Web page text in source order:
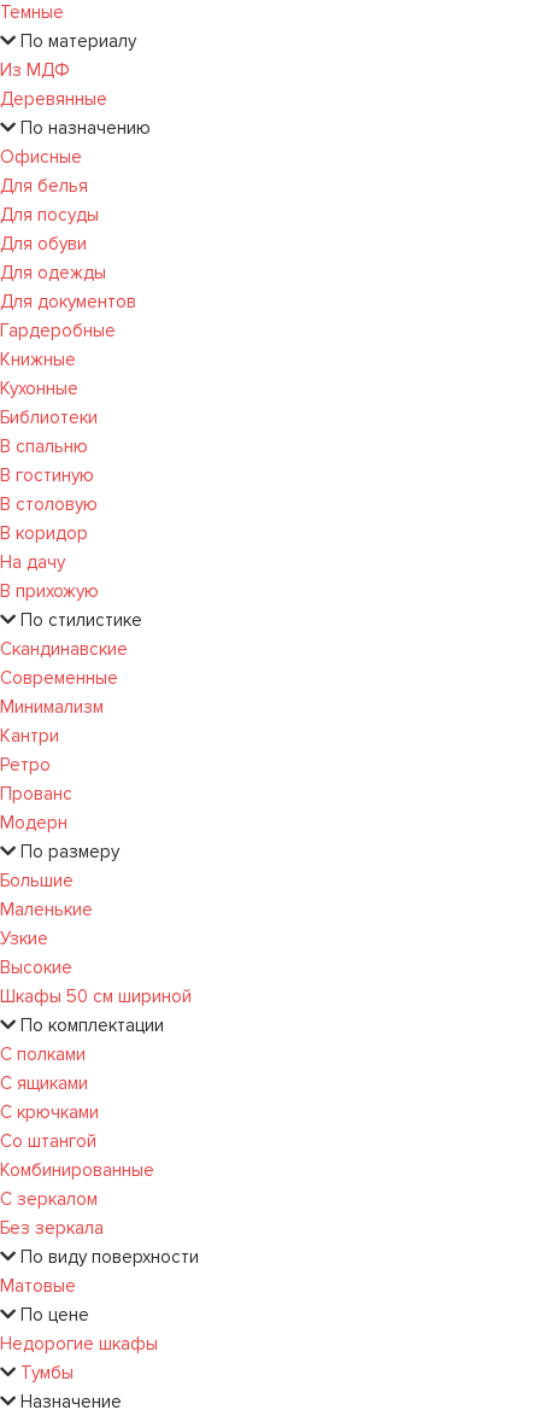
Темные
По материалу
Из МДФ
Деревянные
По назначению
Офисные
Для белья
Для посуды
Для обуви
Для одежды
Для документов
Гардеробные
Книжные
Кухонные
Библиотеки
В спальню
В гостиную
В столовую
В коридор
На дачу
В прихожую
По стилистике
Скандинавские
Современные
Минимализм
Кантри
Ретро
Прованс
Модерн
По размеру
Большие
Маленькие
Узкие
Высокие
Шкафы 50 см шириной
По комплектации
С полками
С ящиками
С крючками
Со штангой
Комбинированные
С зеркалом
Без зеркала
По виду поверхности
Матовые
По цене
Недорогие шкафы
Тумбы
Назначение